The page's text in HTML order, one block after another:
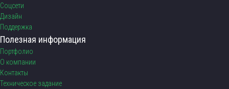
Соцсети
Дизайн
Поддержка
Полезная информация
Портфолио
О компании
Контакты
Техническое задание